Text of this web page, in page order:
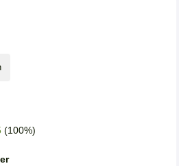
(100%)